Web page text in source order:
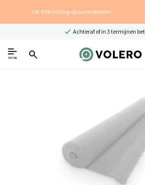
Tot 40% korting op buitenkleden
Achteraf of in 3 termijnen
menu